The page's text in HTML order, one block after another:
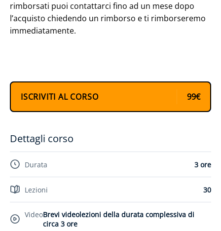
rimborsati puoi contattarci fino ad un mese dopo
l’acquisto chiedendo un rimborso e ti rimborseremo
immediatamente.
ISCRIVITI AL CORSO 99€
Dettagli corso
Durata 3 ore
Lezioni 30
VideoBrevi videolezioni della durata complessiva di
circa 3 ore